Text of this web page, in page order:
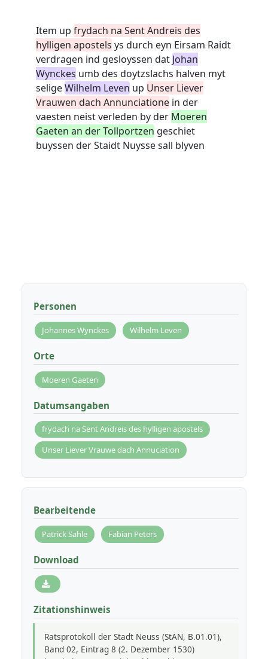
Item upfrydach na Sent Andreis des
hylligen apostels ys durch eyn Eirsam Raidt
verdragen ind gesloyssen dat Johan
Wynckes umb des doytzslachs halven myt
seligeWilhelm Leven up Unser Liever
Vrauwen dach Annunciatione in der
vaesten neist verleden by der Moeren
Gaeten an der Tollportzen geschiet
buyssen der Staidt Nuysse sall blyven
Personen
Johannes Wynckes Wilhelm Leven
Orte
Moeren Gaeten
Datumsangaben
frydach na Sent Andreis des hylligen apostels
Unser Liever Vrauwe dach Annuciation
Bearbeitende
Patrick Sahle Fabian Peters
Download
Zitationshinweis
Ratsprotokoll der Stadt Neuss (StAN, B.01.01),
Band 02, Eintrag 8 (2. Dezember 1530)